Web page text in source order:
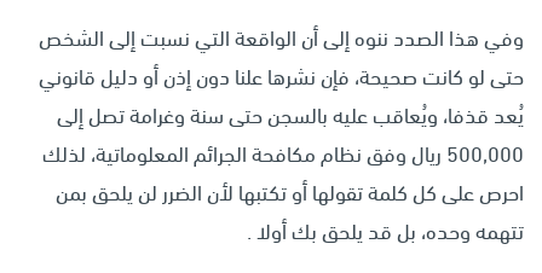
وفي هذا الصدد ننوه إلى أن الواقعة التي نسبت إلى الشخص
حتى لو كانت صحيحة، فإن نشرها علنا دون إذن أو دليل قانوني
يُعد قذفا، ويُعاقب عليه بالسجن حتى سنة وغرامة تصل إلى
500,000 ريال وفق نظام مكافحة الجرائم المعلوماتية، لذلك
احرص على كل كلمة تقولها أو تكتبها لأن الضرر لن يلحق بمن
تتهمه وحده، بل قد يلحق بك أولا .